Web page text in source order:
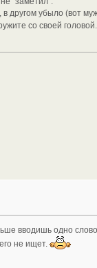
другом убыло (вот
со своей
вводишь одно
не ищет.